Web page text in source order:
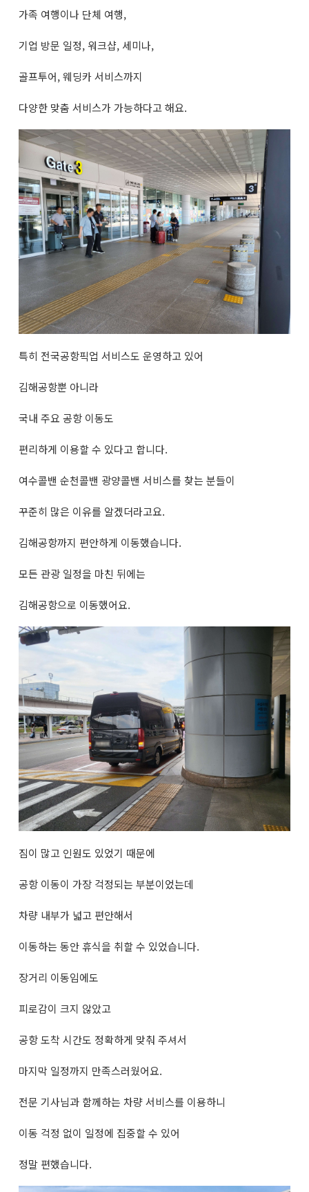
가족 여행이나 단체 여행,
기업 방문 일정, 워크샵, 세미나,
골프투어, 웨딩카 서비스까지
다양한 맞춤 서비스가 가능하다고 해요.
특히 전국공항픽업 서비스도 운영하고 있어
김해공항뿐 아니라
국내 주요 공항 이동도
편리하게 이용할 수 있다고 합니다.
여수콜밴 순천콜밴 광양콜밴 서비스를 찾는 분들이
꾸준히 많은 이유를 알겠더라고요.
김해공항까지 편안하게 이동했습니다.
모든 관광 일정을 마친 뒤에는
김해공항으로 이동했어요.
짐이 많고 인원도 있었기 때문에
공항 이동이 가장 걱정되는 부분이었는데
차량 내부가 넓고 편안해서
이동하는 동안 휴식을 취할 수 있었습니다.
장거리 이동임에도
피로감이 크지 않았고
공항 도착 시간도 정확하게 맞춰 주셔서
마지막 일정까지 만족스러웠어요.
전문 기사님과 함께하는 차량 서비스를 이용하니
이동 걱정 없이 일정에 집중할 수 있어
정말 편했습니다.